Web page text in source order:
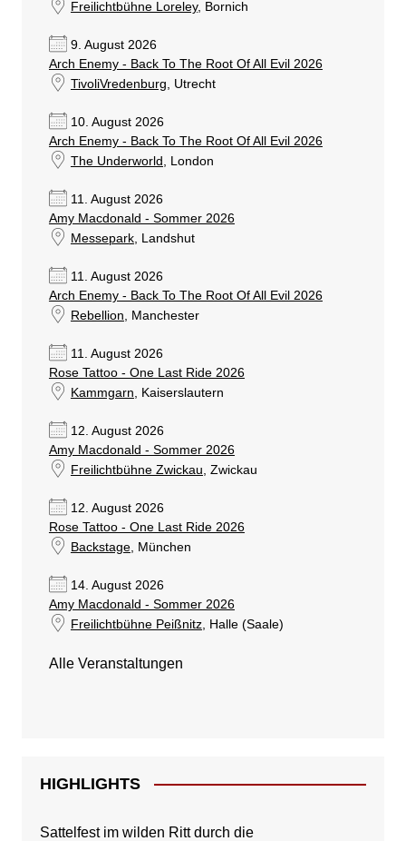
Freilichtbühne Loreley, Bornich
9. August 2026
Arch Enemy - Back To The Root Of All Evil 2026
TivoliVredenburg , Utrecht
10. August 2026
Arch Enemy - Back To The Root Of All Evil 2026
The Underworld , London
11. August 2026
Amy Macdonald - Sommer 2026
Messepark, Landshut
11. August 2026
Arch Enemy - Back To The Root Of All Evil 2026
Rebellion , Manchester
11. August 2026
Rose Tattoo - One Last Ride 2026
Kammgarn , Kaiserslautern
12. August 2026
Amy Macdonald - Sommer 2026
Freilichtbühne Zwickau , Zwickau
12. August 2026
Rose Tattoo - One Last Ride 2026
Backstage, München
14. August 2026
Amy Macdonald - Sommer 2026
Freilichtbühne Peißnitz, Halle (Saale)
Alle Veranstaltungen
HIGHLIGHTS
Sattelfest im wilden Ritt durch die